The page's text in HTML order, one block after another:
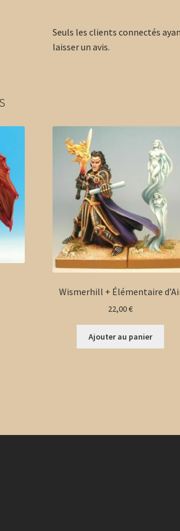
Seuls les clients connectés
laisser un avis.
Wismerhill + Élémentaire
22,00€
Ajouter au panier